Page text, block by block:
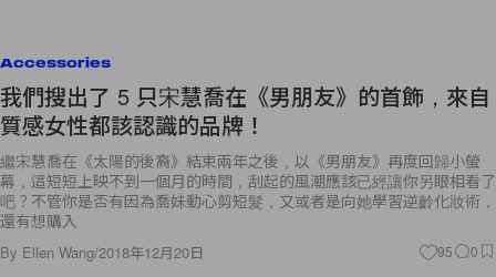
Accessories
我們搜出了 5 只宋慧喬在《男朋友》的首飾，來自
質感女性都該認識的品牌！
繼宋慧喬在《太陽的後裔》結束兩年之後，以《男朋友》再度回歸小螢
幕，這短短上映不到一個月的時間，刮起的風潮應該已經讓你另眼相看了
吧？不管你是否有因為喬妹動心剪短髮，又或者是向她學習逆齡化妝術，
還有想購入
By Ellen Wang/2018年12月20日 95 0